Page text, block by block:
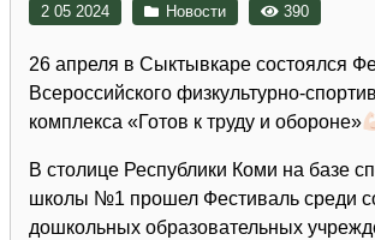
2 05 2024 Новости 390
26 апреля в Сыктывкаре состоялся
Всероссийского физкультурно-
комплекса «Готов к труду и обороне»
В столице Республики Коми на базе
школы №1 прошел Фестиваль среди
дошкольных образовательных